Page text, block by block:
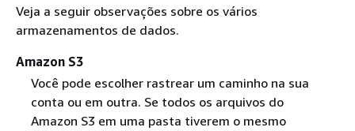
Veja a seguir observações sobre os vários
armazenamentos de dados.
Amazon S3
Você pode escolher rastrear um caminho na sua
conta ou em outra. Se todos os arquivos do
Amazon S3 em uma pasta tiverem o mesmo